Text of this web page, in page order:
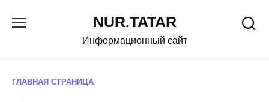
NUR.TATAR
Информационный сайт
ГЛАВНАЯ СТРАНИЦА